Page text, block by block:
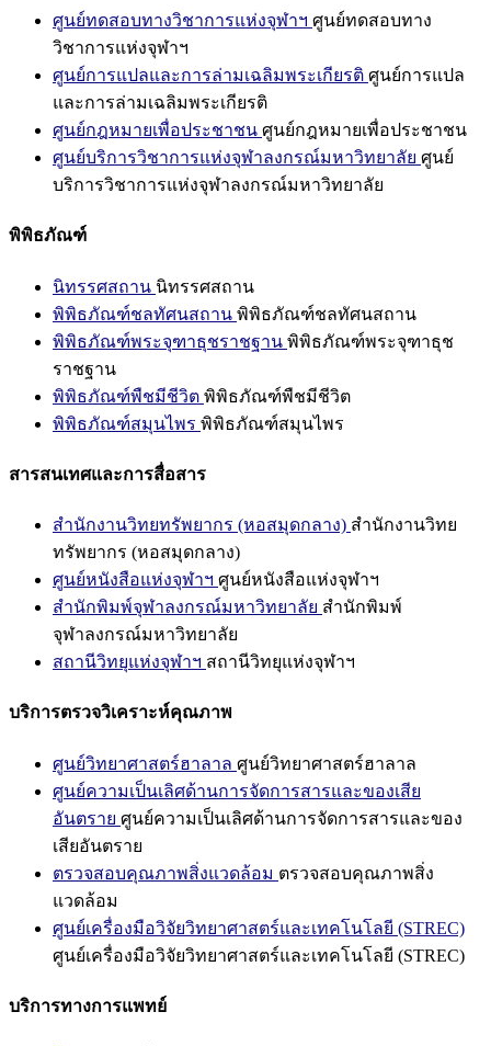
ศูนย์ทดสอบทางวิชาการแห่งจุฬาฯ ศูนย์ทดสอบทาง
วิชาการแห่งจุฬาฯ
ศูนย์การแปลและการล่ามเฉลิมพระเกียรติ ศูนย์การแปล
และการล่ามเฉลิมพระเกียรติ
ศูนย์กฎหมายเพื่อประชาชน ศูนย์กฎหมายเพื่อประชาชน
ศูนย์บริการวิชาการแห่งจุฬาลงกรณ์มหาวิทยาลัย ศูนย์
บริการวิชาการแห่งจุฬาลงกรณ์มหาวิทยาลัย
พิพิธภัณฑ์
นิทรรศสถาน นิทรรศสถาน
พิพิธภัณฑ์ชลทัศนสถาน พิพิธภัณฑ์ชลทัศนสถาน
พิพิธภัณฑ์พระจุฑาธุชราชฐาน พิพิธภัณฑ์พระจุฑาธุช
ราชฐาน
พิพิธภัณฑ์พืชมีชีวิต พิพิธภัณฑ์พืชมีชีวิต
พิพิธภัณฑ์สมุนไพร พิพิธภัณฑ์สมุนไพร
สารสนเทศและการสื่อสาร
สำนักงานวิทยทรัพยากร (หอสมุดกลาง) สำนักงานวิทย
ทรัพยากร (หอสมุดกลาง)
ศูนย์หนังสือแห่งจุฬาฯ ศูนย์หนังสือแห่งจุฬาฯ
สำนักพิมพ์จุฬาลงกรณ์มหาวิทยาลัย สำนักพิมพ์
จุฬาลงกรณ์มหาวิทยาลัย
สถานีวิทยุแห่งจุฬาฯ สถานีวิทยุแห่งจุฬาฯ
บริการตรวจวิเคราะห์คุณภาพ
ศูนย์วิทยาศาสตร์ฮาลาล ศูนย์วิทยาศาสตร์ฮาลาล
ศูนย์ความเป็นเลิศด้านการจัดการสารและของเสีย
อันตราย ศูนย์ความเป็นเลิศด้านการจัดการสารและของ
เสียอันตราย
ตรวจสอบคุณภาพสิ่งแวดล้อม ตรวจสอบคุณภาพสิ่ง
แวดล้อม
ศูนย์เครื่องมือวิจัยวิทยาศาสตร์และเทคโนโลยี (STREC)
ศูนย์เครื่องมือวิจัยวิทยาศาสตร์และเทคโนโลยี (STREC)
บริการทางการแพทย์